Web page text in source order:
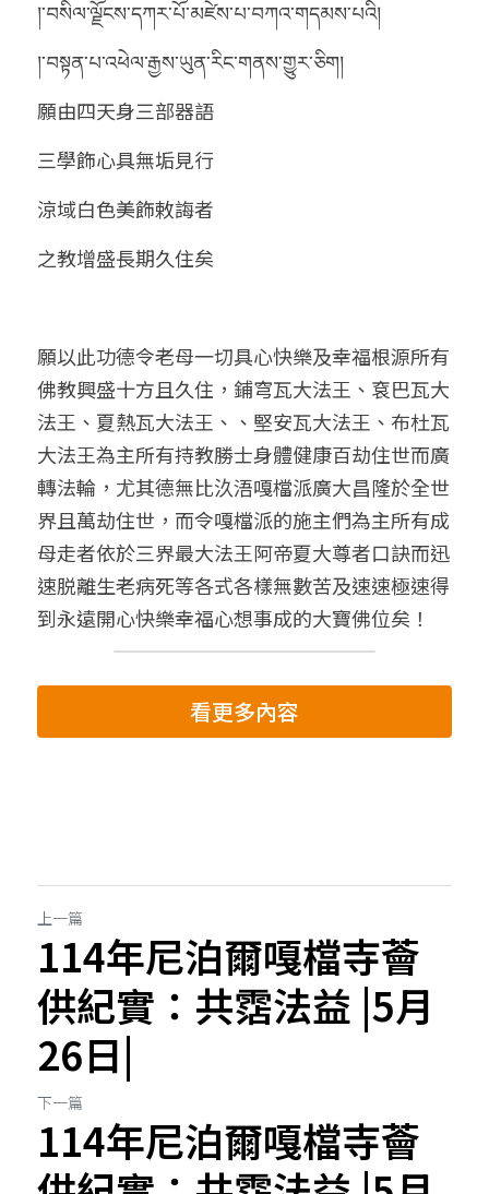
།་བསིལ་ལྗོངས་དཀར་པོ་མཛེས་པ་བཀའ་གདམས་པའི།
།་བསྟན་པ་འཕེལ་རྒྱས་ཡུན་རིང་གནས་གྱུར་ཅིག།
願由四天身三部器語
三學飾心具無垢見行
涼域白色美飾敕誨者
之教增盛長期久住矣
願以此功德令老母一切具心快樂及幸福根源所有
佛教興盛十方且久住，鋪穹瓦大法王、袞巴瓦大
法王、夏熱瓦大法王、、堅安瓦大法王、布杜瓦
大法王為主所有持教勝士身體健康百劫住世而廣
轉法輪，尤其德無比汣浯嘎檔派廣大昌隆於全世
界且萬劫住世，而令嘎檔派的施主們為主所有成
母走者依於三界最大法王阿帝夏大尊者口訣而迅
速脱離生老病死等各式各樣無數苦及速速極速得
到永遠開心快樂幸福心想事成的大寶佛位矣！
看更多內容
上一篇
114年尼泊爾嘎檔寺薈
供紀實：共霑法益 |5月
26日|
下一篇
114年尼泊爾嘎檔寺薈